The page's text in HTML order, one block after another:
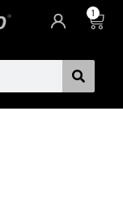
1
Cart